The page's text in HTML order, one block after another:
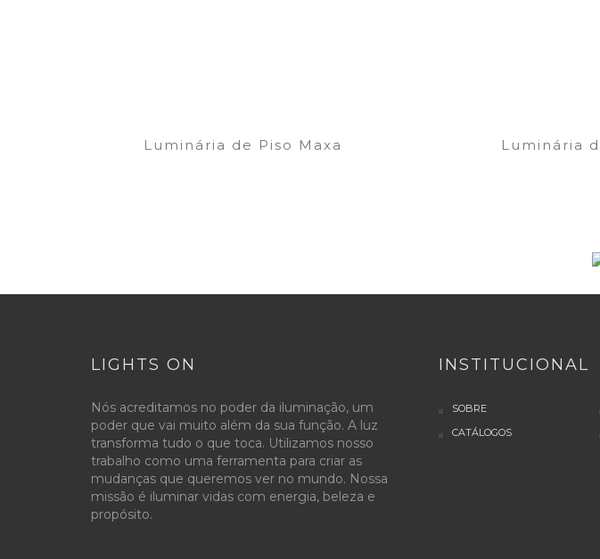
Luminária de Piso Maxa Luminária
LIGHTS ON
Nós acreditamos no poder da iluminação, um
poder que vai muito além da sua função. A luz
transforma tudo o que toca. Utilizamos nosso
trabalho como uma ferramenta para criar as
mudanças que queremos ver no mundo. Nossa
missão é iluminar vidas com energia, beleza e
propósito.
INSTITUCIONAL
SOBRE
CATÁLOGOS